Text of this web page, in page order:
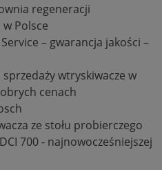
regeneracji
Polsce
– gwarancja jakości –
wtryskiwacze w
cenach
ze stołu probierczego
700 - najnowocześniejszej